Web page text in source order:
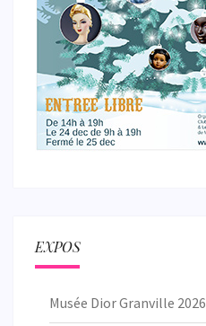
EXPOS
Musée Dior Granville 2026